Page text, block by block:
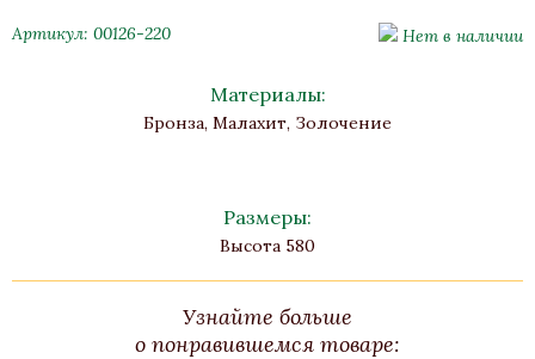
Артикул: 00126-220 Нет в наличии
Материалы:
Бронза, Малахит, Золочение
Размеры:
Высота 580
Узнайте больше
о понравившемся товаре: